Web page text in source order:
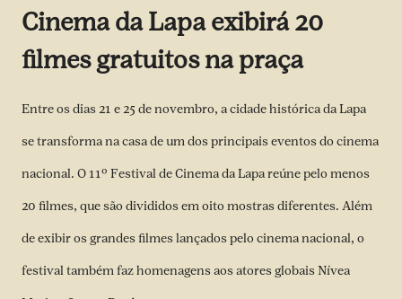
Cinema da Lapa exibirá 20
filmes gratuitos na praça
Entre os dias 21 e 25 de novembro, a cidade histórica da Lapa
se transforma na casa de um dos principais eventos do cinema
nacional. O 11º Festival de Cinema da Lapa reúne pelo menos
20 filmes, que são divididos em oito mostras diferentes. Além
de exibir os grandes filmes lançados pelo cinema nacional, o
festival também faz homenagens aos atores globais Nívea